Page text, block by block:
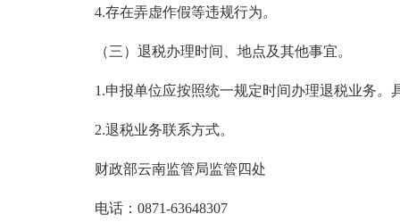
4.存在弄虚作假等违规行为。
（三）退税办理时间、地点及其他事宜。
1.申报单位应按照统一规定时间办理退税业务。具
2.退税业务联系方式。
财政部云南监管局监管四处
电话：0871-63648307